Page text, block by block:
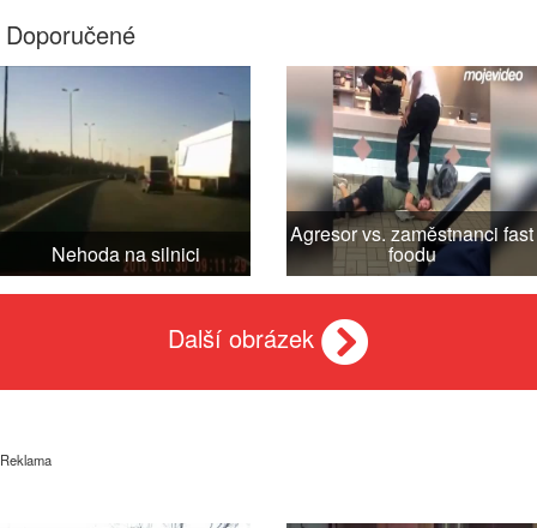
Doporučené
Nehoda na silnici
Agresor vs. zaměstnanci fast
foodu
Další obrázek
Reklama